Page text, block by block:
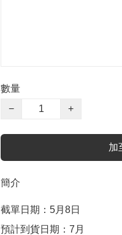
數量
−
+
加
簡介
截單日期：5月8日
預計到貨日期：7月